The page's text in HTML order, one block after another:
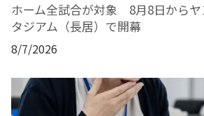
ホーム全試合が対象 8月8日からヤ
タジアム（長居）で開幕
8/7/2026